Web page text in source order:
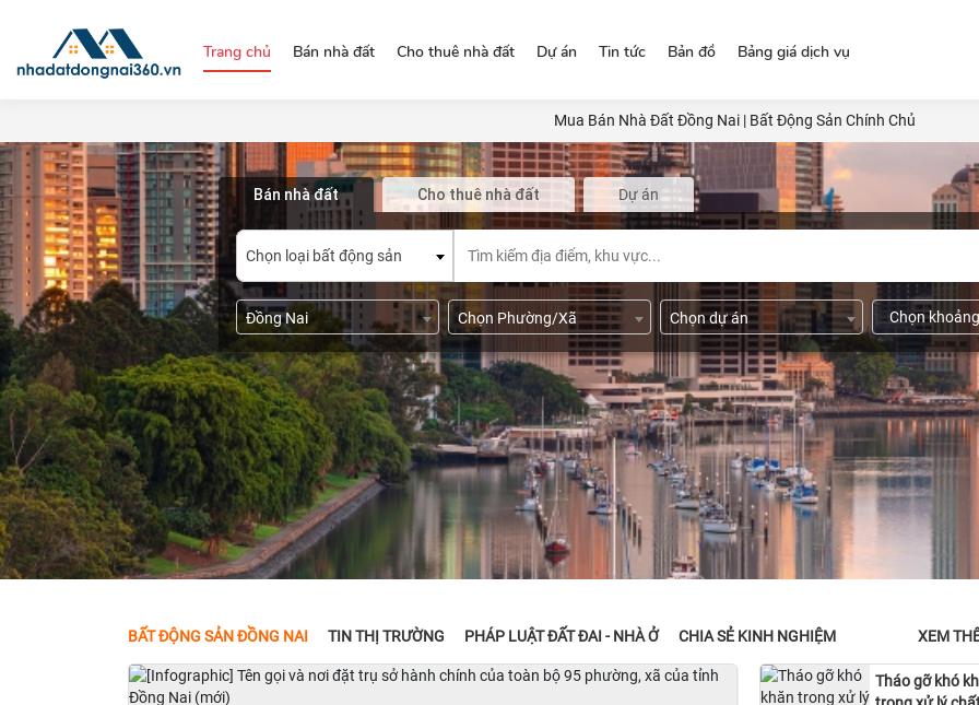
Trang chủ Bán nhà đất Cho thuê nhà đất Dự án Tin tức Bản đồ Bảng giá dịch vụ
Mua Bán Nhà Đất Đồng Nai | Bất Động Sản Chính Chủ
Bán nhà đất Cho thuê nhà đất Dự án
Chọn loại bất động sản
Đồng Nai Chọn Phường/Xã Chọn dự án Chọn
Chọn đường/phố <= 500 m2 Chọn hướng nhà
BẤT ĐỘNG SẢN ĐỒNG NAI TIN THỊ TRƯỜNG PHÁP LUẬT ĐẤT ĐAI - NHÀ Ở CHIA SẺ KINH NGHIỆM XEM
Tháo gỡ khó